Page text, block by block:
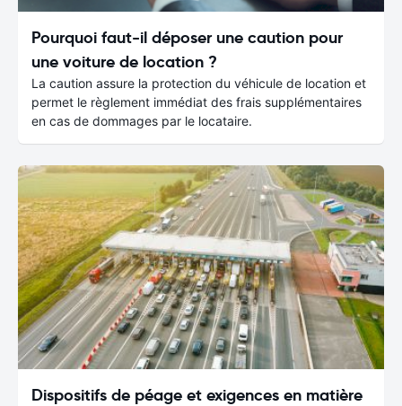
Pourquoi faut-il déposer une caution pour
une voiture de location ?
La caution assure la protection du véhicule de location et
permet le règlement immédiat des frais supplémentaires
en cas de dommages par le locataire.
Dispositifs de péage et exigences en matière